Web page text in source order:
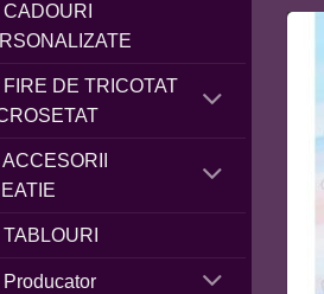
FIRE DE TRICOTAT
Producator